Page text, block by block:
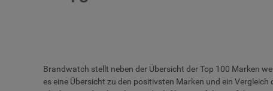
Brandwatch stellt neben der Übersicht der Top 100 Marken
es eine Übersicht zu den positivsten Marken und ein